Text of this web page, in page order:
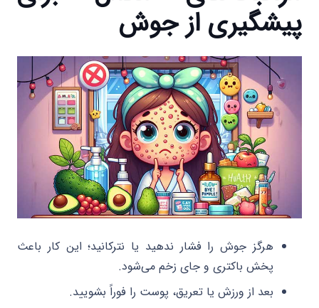
پیشگیری از جوش
هرگز جوش را فشار ندهید یا نترکانید؛ این کار باعث
پخش باکتری و جای زخم می‌شود.
بعد از ورزش یا تعریق، پوست را فوراً بشویید.